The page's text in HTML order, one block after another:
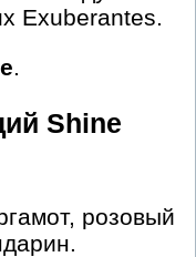
Exuberantes.
.
Shine
розовый